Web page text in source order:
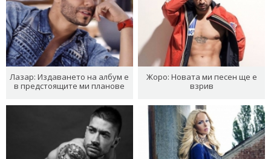
Лазар: Издаването на албум е
в предстоящите ми планове
Жоро: Новата ми песен ще е
взрив